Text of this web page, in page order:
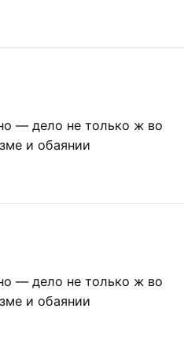
— дело не только ж во
и обаянии
— дело не только ж во
и обаянии